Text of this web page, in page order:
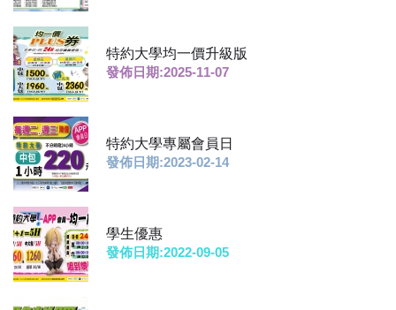
特約大學均一價升級版
發佈日期:2025-11-07
特約大學專屬會員日
發佈日期:2023-02-14
學生優惠
發佈日期:2022-09-05